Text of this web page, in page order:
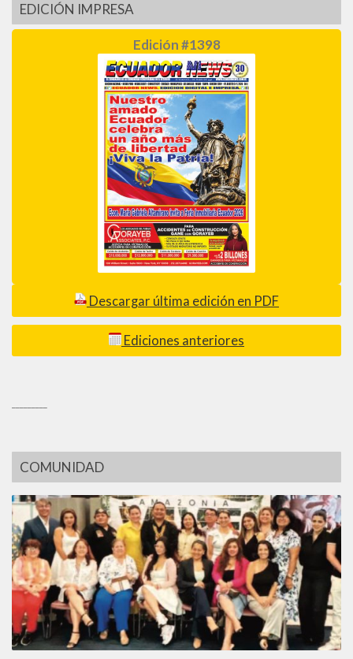
EDICIÓN IMPRESA
Edición #1398
Descargar última edición en PDF
Ediciones anteriores
COMUNIDAD